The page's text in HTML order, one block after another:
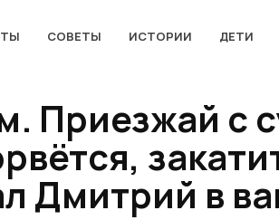
СОВЕТЫ ИСТОРИИ ДЕТИ
Приезжай с
Дмитрий в